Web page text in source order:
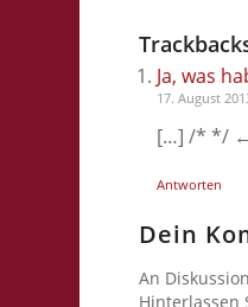
Ja, was
17. August
[…] /* */ ←
Antworten
Dein
An
Hinterlassen